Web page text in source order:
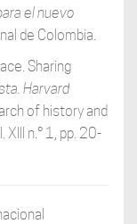
el nuevo
de Colombia.
Sharing
Harvard
of history and
n.° 1, pp. 20-